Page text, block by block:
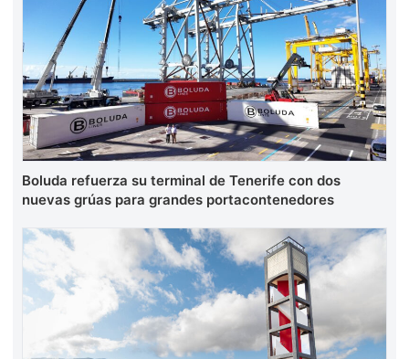
Boluda refuerza su terminal de Tenerife con dos
nuevas grúas para grandes portacontenedores